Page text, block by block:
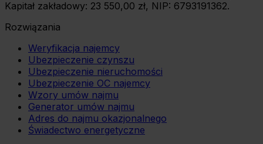
Kapitał zakładowy: 23 550,00 zł, NIP: 6793191362.
Rozwiązania
Weryfikacja najemcy
Ubezpieczenie czynszu
Ubezpieczenie nieruchomości
Ubezpieczenie OC najemcy
Wzory umów najmu
Generator umów najmu
Adres do najmu okazjonalnego
Świadectwo energetyczne